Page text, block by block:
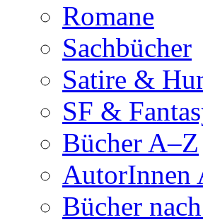
Romane
Sachbücher
Satire &
SF &
Bücher A–Z
AutorInnen
Bücher